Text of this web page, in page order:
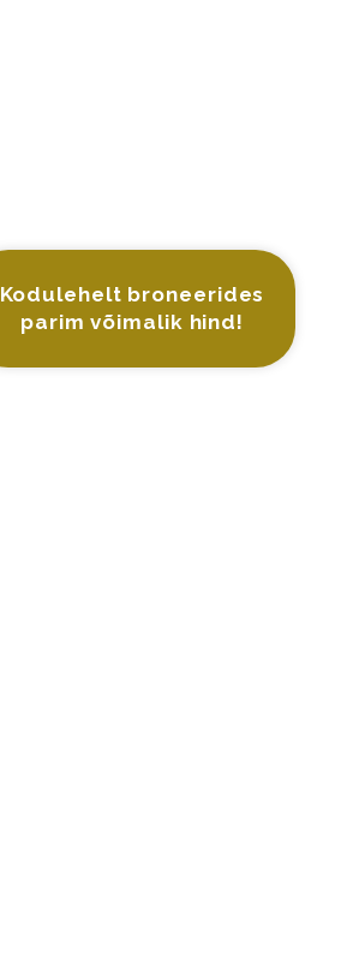
Kodulehelt broneerides
parim võimalik hind!